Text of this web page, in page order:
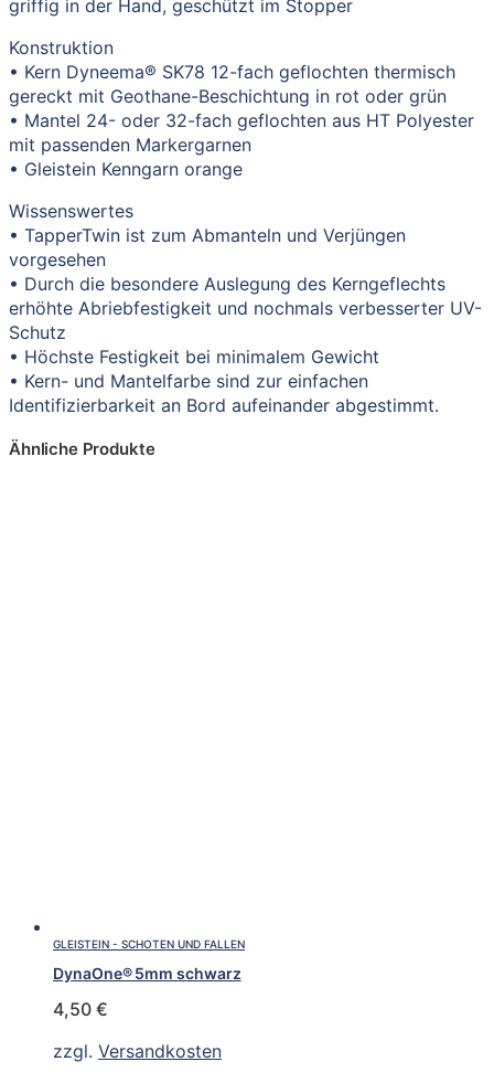
griffig in der Hand, geschützt im Stopper
Konstruktion
• Kern Dyneema® SK78 12-fach geflochten thermisch
gereckt mit Geothane-Beschichtung in rot oder grün
• Mantel 24- oder 32-fach geflochten aus HT Polyester
mit passenden Markergarnen
• Gleistein Kenngarn orange
Wissenswertes
• TapperTwin ist zum Abmanteln und Verjüngen
vorgesehen
• Durch die besondere Auslegung des Kerngeflechts
erhöhte Abriebfestigkeit und nochmals verbesserter UV-
Schutz
• Höchste Festigkeit bei minimalem Gewicht
• Kern- und Mantelfarbe sind zur einfachen
Identifizierbarkeit an Bord aufeinander abgestimmt.
Ähnliche Produkte
GLEISTEIN - SCHOTEN UND FALLEN
DynaOne® 5mm schwarz
4,50 €
zzgl. Versandkosten